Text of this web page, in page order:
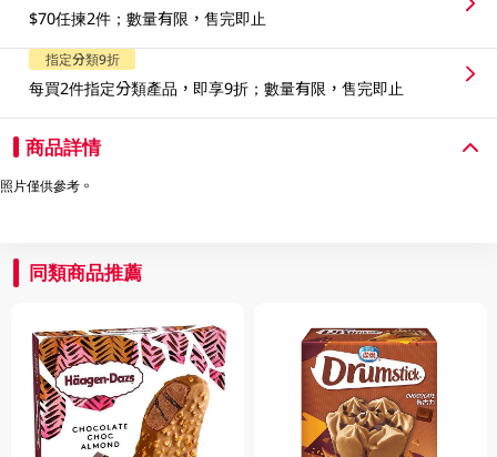
$70任揀2件；數量有限，售完即止
指定分類9折
每買2件指定分類產品，即享9折；數量有限，售完即止
商品詳情
照片僅供參考。
同類商品推薦